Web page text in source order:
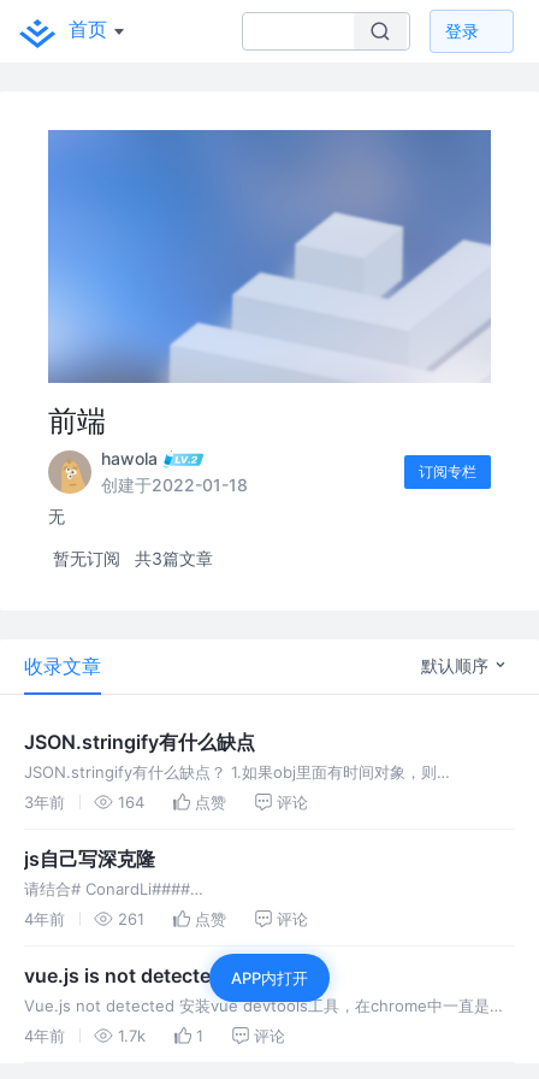
首页 登录
前端
hawola
创建于2022-01-18
订阅专栏
无
暂无订阅 共3篇文章
收录文章 默认顺序
JSON.stringify有什么缺点
JSON.stringify有什么缺点？ 1.如果obj里面有时间对象，则
JSON.stringify后再JSON.parse的结果，时间将只是字符串的形式，
3年前 164 点赞 评论
js自己写深克隆
请结合# ConardLi####
https://segmentfault.com/a/1190000020255831 来看！！！
4年前 261 点赞 评论
vue.js is not detected
Vue.js not detected 安装vue devtools工具，在chrome中一直是灰
色，title是Vue.js not detected ① F12关闭开发者模式 ② 刷新
4年前 1.7k 1 评论
APP内打开